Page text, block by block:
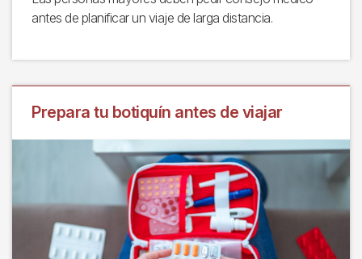
antes de planificar un viaje de larga distancia.
Prepara tu botiquín antes de viajar